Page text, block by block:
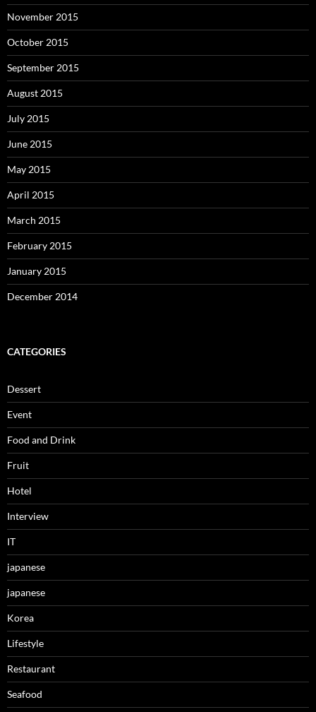
November 2015
October 2015
September 2015
August 2015
July 2015
June 2015
May 2015
April 2015
March 2015
February 2015
January 2015
December 2014
CATEGORIES
Dessert
Event
Food and Drink
Fruit
Hotel
Interview
IT
japanese
japanese
Korea
Lifestyle
Restaurant
Seafood